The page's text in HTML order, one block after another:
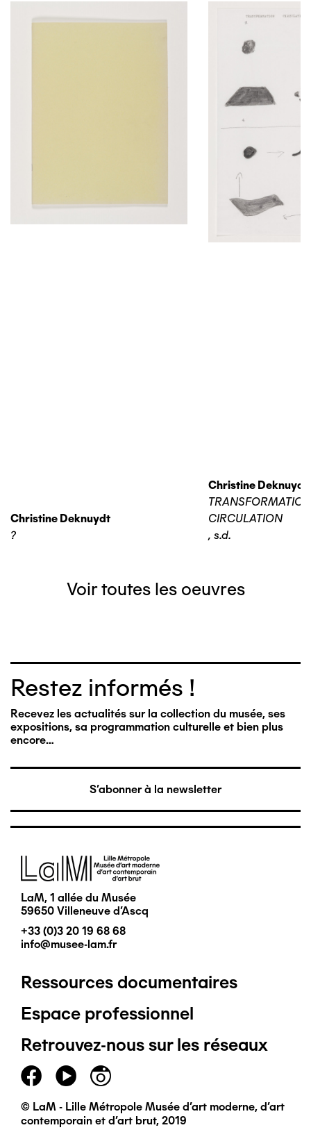
Christine Deknuydt
?
Christine Deknuydt
TRANSFORMATION
CIRCULATION
, s.d.
Voir toutes les oeuvres
Restez informés !
Recevez les actualités sur la collection du musée, ses
expositions, sa programmation culturelle et bien plus
encore…
S'abonner à la newsletter
Image
LaM, 1 allée du Musée
59650 Villeneuve d'Ascq
+33 (0)3 20 19 68 68
info@musee-lam.fr
Pied
de
page
principal
Ressources documentaires
Espace professionnel
Retrouvez-nous sur les réseaux
© LaM - Lille Métropole Musée d'art moderne, d'art
contemporain et d'art brut, 2019